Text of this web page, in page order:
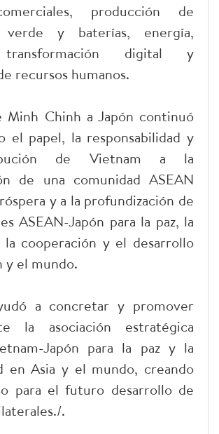
producción de
verde y baterías, energía,
transformación digital y
recursos humanos.
Minh Chinh a Japón continuó
el papel, la responsabilidad y
de Vietnam a la
de una comunidad ASEAN
y a la profundización de
ASEAN-Japón para la paz, la
la cooperación y el desarrollo
y el mundo.
a concretar y promover
la asociación estratégica
Japón para la paz y la
en Asia y el mundo, creando
para el futuro desarrollo de
.